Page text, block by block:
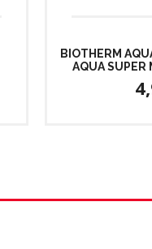
BIOTHERM
AQUA SUPER